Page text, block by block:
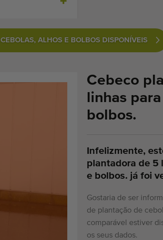
ALHOS E BOLBOS DISPONÍVEIS
Cebeco
linhas
bolbos.
Infelizmente,
plantadora de 5
e bolbos. já foi
Gostaria de ser
de plantação de
comparável estiver
os seus dados.